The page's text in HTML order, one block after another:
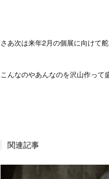
さあ次は来年2月の個展に向けて
こんなのやあんなのを沢山作って
関連記事